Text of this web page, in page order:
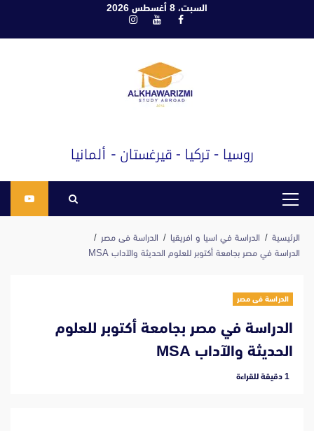
السبت، 8 أغسطس 2026
فيسبوكيوتيوبانستغرام
القائمة
الرئيسية الدراسة في اسيا و افريقيا
الدراسة فى مصر
الدراسة في مصر بجامعة أكتوبر للعلوم الحديثة والآداب MSA
الدراسة فى مصر
الدراسة في مصر بجامعة أكتوبر للعلوم
الحديثة والآداب MSA
‫1 دقيقة للقراءة